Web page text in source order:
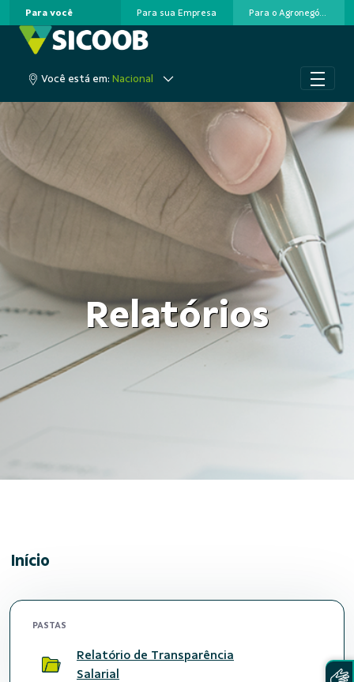
Pular para o Conteúdo principal
Para você Para sua Empresa Para o Agronegócio
Você está em: Nacional
Relatórios
Início
PASTAS
Relatório de Transparência
Salarial